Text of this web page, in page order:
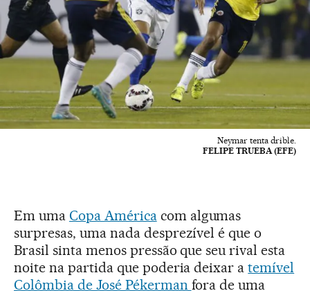
Neymar tenta drible.
FELIPE TRUEBA (EFE)
Em uma Copa Américacom algumas
surpresas, uma nada desprezível é que o
Brasil sinta menos pressão que seu rival esta
noite na partida que poderia deixar atemível
Colômbia de José Pékerman fora de uma